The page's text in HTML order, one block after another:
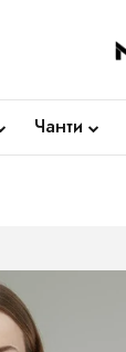
Чанти